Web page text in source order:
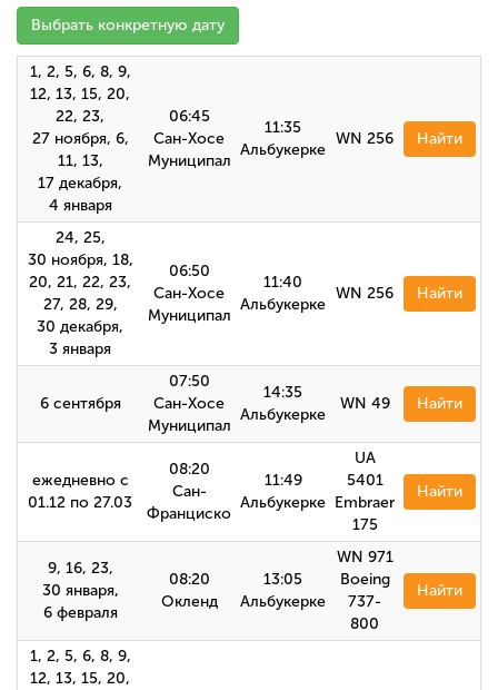
Выбрать конкретную дату
1, 2, 5, 6, 8, 9,
12, 13, 15, 20,
22, 23,
27 ноября, 6,
11, 13,
17 декабря,
4 января
06:45
Сан-Хосе
Муниципал
11:35
Альбукерке
WN 256 Найти
24, 25,
30 ноября, 18,
20, 21, 22, 23,
27, 28, 29,
30 декабря,
3 января
06:50
Сан-Хосе
Муниципал
11:40
Альбукерке
WN 256 Найти
6 сентября
07:50
Сан-Хосе
Муниципал
14:35
Альбукерке
WN 49 Найти
ежедневно с
01.12 по 27.03
08:20
Сан-
Франциско
11:49
Альбукерке
UA
5401
Embraer
175
Найти
9, 16, 23,
30 января,
6 февраля
08:20
Окленд
13:05
Альбукерке
WN 971
Boeing
737-
800
Найти
1, 2, 5, 6, 8, 9,
12, 13, 15, 20,